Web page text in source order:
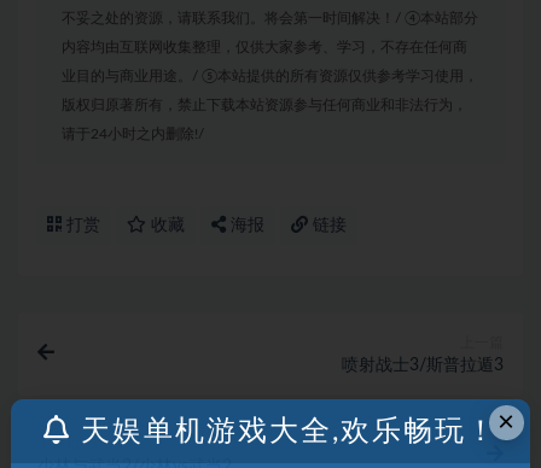
不妥之处的资源，请联系我们。将会第一时间解决！/ ④本站部分
内容均由互联网收集整理，仅供大家参考、学习，不存在任何商
业目的与商业用途。/ ⑤本站提供的所有资源仅供参考学习使用，
版权归原著所有，禁止下载本站资源参与任何商业和非法行为，
请于24小时之内删除!/
打赏 收藏 海报 链接
喷射战士3/斯普拉遁3
下一篇
×
天娱单机游戏大全,欢乐畅玩！